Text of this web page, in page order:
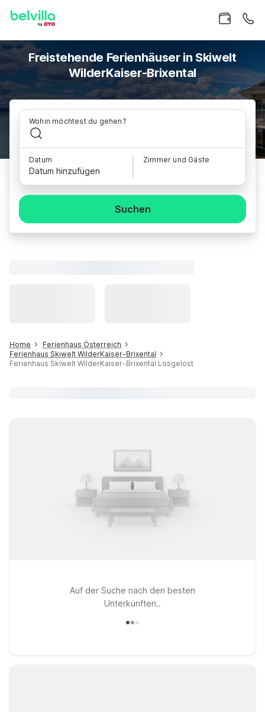
Freistehende Ferienhäuser in Skiwelt
WilderKaiser-Brixental
Wohin möchtest du gehen?
Datum
Datum hinzufügen
Zimmer und Gäste
Suchen
Home
Ferienhaus Österreich
Ferienhaus Skiwelt WilderKaiser-Brixental
Ferienhaus Skiwelt WilderKaiser-Brixental Losgelost
Auf der Suche nach den besten
Unterkünften..